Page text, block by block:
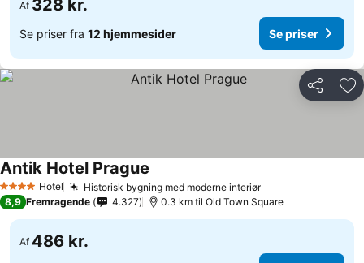
Af 328 kr.
Se priser fra 12 hjemmesider Se priser
Del
4 StjernerHotel Historisk bygning med moderne interiørSe priser
Antik Hotel Prague
8,9 Fremragende 4.327 0.3 km til Old Town Square
Af 486 kr.